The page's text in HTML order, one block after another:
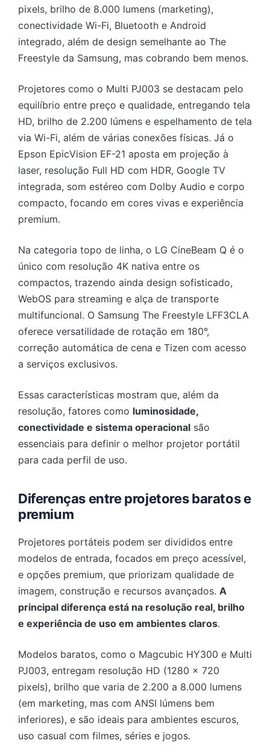
pixels, brilho de 8.000 lumens (marketing),
conectividade Wi-Fi, Bluetooth e Android
integrado, além de design semelhante ao The
Freestyle da Samsung, mas cobrando bem menos.
Projetores como o Multi PJ003 se destacam pelo
equilíbrio entre preço e qualidade, entregando tela
HD, brilho de 2.200 lúmens e espelhamento de tela
via Wi-Fi, além de várias conexões físicas. Já o
Epson EpicVision EF-21 aposta em projeção à
laser, resolução Full HD com HDR, Google TV
integrada, som estéreo com Dolby Audio e corpo
compacto, focando em cores vivas e experiência
premium.
Na categoria topo de linha, o LG CineBeam Q é o
único com resolução 4K nativa entre os
compactos, trazendo ainda design sofisticado,
WebOS para streaming e alça de transporte
multifuncional. O Samsung The Freestyle LFF3CLA
oferece versatilidade de rotação em 180°,
correção automática de cena e Tizen com acesso
a serviços exclusivos.
Essas características mostram que, além da
resolução, fatores como luminosidade,
conectividade e sistema operacional são
essenciais para definir o melhor projetor portátil
para cada perfil de uso.
Diferenças entre projetores baratos e
premium
Projetores portáteis podem ser divididos entre
modelos de entrada, focados em preço acessível,
e opções premium, que priorizam qualidade de
imagem, construção e recursos avançados. A
principal diferença está na resolução real, brilho
e experiência de uso em ambientes claros.
Modelos baratos, como o Magcubic HY300 e Multi
PJ003, entregam resolução HD (1280 x 720
pixels), brilho que varia de 2.200 a 8.000 lumens
(em marketing, mas com ANSI lúmens bem
inferiores), e são ideais para ambientes escuros,
uso casual com filmes, séries e jogos.